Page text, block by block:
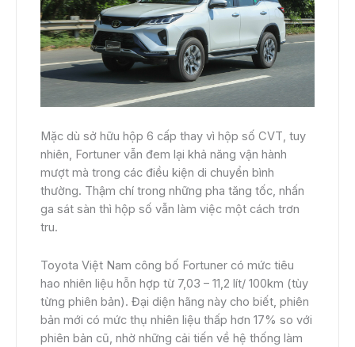
Mặc dù sở hữu hộp 6 cấp thay vì hộp số CVT, tuy
nhiên, Fortuner vẫn đem lại khả năng vận hành
mượt mà trong các điều kiện di chuyển bình
thường. Thậm chí trong những pha tăng tốc, nhấn
ga sát sàn thì hộp số vẫn làm việc một cách trơn
tru.
Toyota Việt Nam công bố Fortuner có mức tiêu
hao nhiên liệu hỗn hợp từ 7,03 – 11,2 lít/ 100km (tùy
từng phiên bản). Đại diện hãng này cho biết, phiên
bản mới có mức thụ nhiên liệu thấp hơn 17% so với
phiên bản cũ, nhờ những cải tiến về hệ thống làm